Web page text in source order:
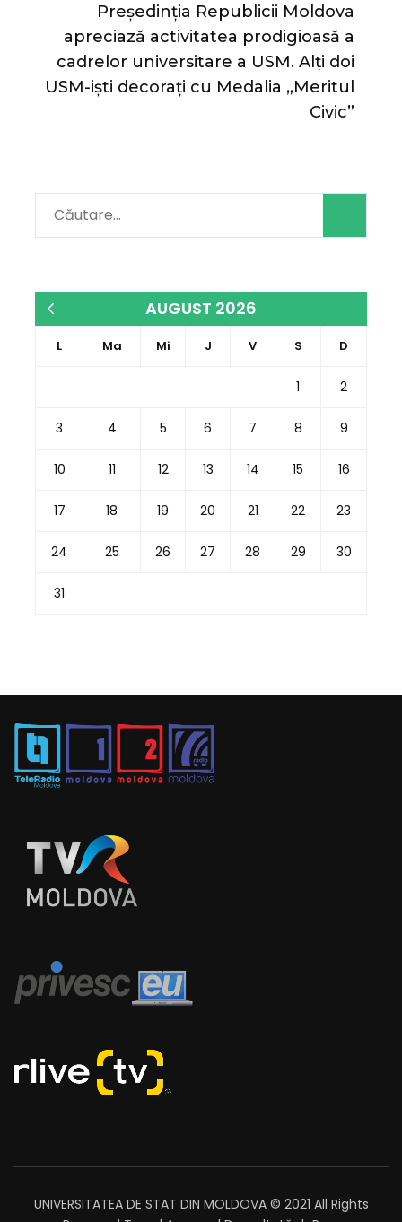
Președinția Republicii Moldova
apreciază activitatea prodigioasă a
cadrelor universitare a USM. Alți doi
USM-iști decorați cu Medalia „Meritul
Civic”
Caută
după:
AUGUST 2026
L Ma Mi J V S D
1 2
3 4 5 6 7 8 9
10 11 12 13 14 15 16
17 18 19 20 21 22 23
24 25 26 27 28 29 30
31
UNIVERSITATEA DE STAT DIN MOLDOVA © 2021 All Rights